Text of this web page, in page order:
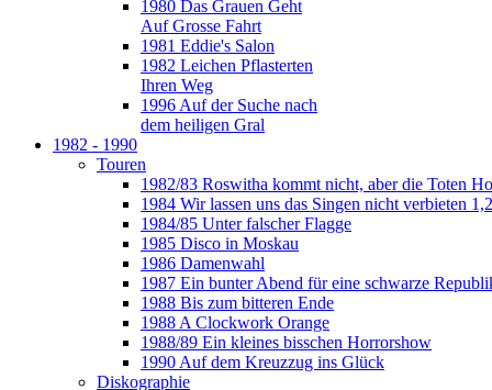
1980 Das Grauen Geht
Auf Grosse Fahrt
1981 Eddie's Salon
1982 Leichen Pflasterten
Ihren Weg
1996 Auf der Suche nach
dem heiligen Gral
1982 - 1990
Touren
1982/83 Roswitha kommt nicht, aber die Toten
1984 Wir lassen uns das Singen nicht verbieten
1984/85 Unter falscher Flagge
1985 Disco in Moskau
1986 Damenwahl
1987 Ein bunter Abend für eine schwarze
1988 Bis zum bitteren Ende
1988 A Clockwork Orange
1988/89 Ein kleines bisschen Horrorshow
1990 Auf dem Kreuzzug ins Glück
Diskographie